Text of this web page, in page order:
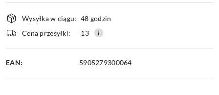
Dostępność
i
dostawa
Wysyłka w ciągu: 48 godzin
Cena przesyłki:
13
EAN: 5905279300064